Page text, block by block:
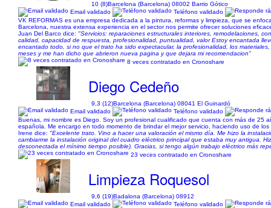
10 (8)Barcelona (Barcelona) 08002 Barrio Gótico
Email validado
Teléfono validado
VK REFORMAS es una empresa dedicada a la pintura, reformas y limpieza, que se
Barcelona, nuestra extensa experiencia en el sector nos permite ofrecer soluciones
Juan Del Barco dice: "Servicios: reparaciones estructurales interiores, remodelaciones,
calidad, capacidad de respuesta, profesionalidad, puntualidad, valor Estoy encantada
encantado todo, si no que el trato ha sido expectacular, la profesionalidad, los
meses y me han dicho que abrieron nueva pagina y que dejara mi recomendacion"
8 veces contratado en Cronoshare
Diego Cedeño
9,3 (12)Barcelona (Barcelona) 08041 El Guinardó
Email validado
Teléfono validado
Buenas, mi nombre es Diego. Soy un profesional cualificado que cuenta con más de 25
española. Me encargo en todo momento de brindar el mejor servicio, haciendo uso de
Irene dice: "Excelente trato. Vino a hacer una valoración el mismo día. Me hizo la
cambiarme la instalación original del cuadro eléctrico principal que estaba muy antigua.
desconectada el mínimo tiempo posible). Gracias, si tengo algún trabajo eléctrico más
23 veces contratado en Cronoshare
Limpieza Roquesol
9,6 (19)Badalona (Barcelona) 08912
Email validado
Teléfono validado